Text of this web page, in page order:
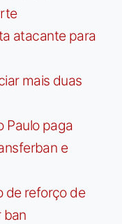
atacante para
mais duas
Paulo paga
e
de reforço de
ban